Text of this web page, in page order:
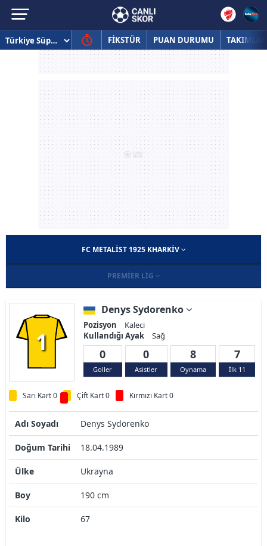
FİKSTÜR PUAN DURUMU TAKIMLAR
FC METALIST 1925 KHARKIV
PREMIER LIG
1
Denys Sydorenko
Pozisyon
Kaleci
Kullandığı Ayak
Sağ
0
Goller
0
Asistler
8
Oynama
7
İlk 11
Sarı Kart 0 Çift Kart 0 Kırmızı Kart 0
Adı Soyadı Denys Sydorenko
Doğum Tarihi 18.04.1989
Ülke Ukrayna
Boy 190 cm
Kilo 67